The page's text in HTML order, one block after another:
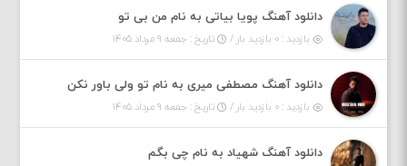
دانلود آهنگ پویا بیاتی به نام من بی تو
بازدید : ۰ بازدید بار / تاریخ : جمعه ۹ مرداد ۱۴۰۵
دانلود آهنگ مصطفی میری به نام تو ولی باور نکن
بازدید : ۰ بازدید بار / تاریخ : جمعه ۹ مرداد ۱۴۰۵
دانلود آهنگ شهیاد به نام چی بگم